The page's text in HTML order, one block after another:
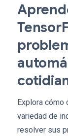
Explora cómo
variedad de
resolver sus